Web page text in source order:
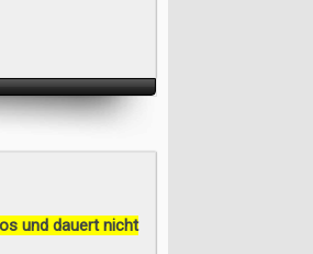
und dauert nicht